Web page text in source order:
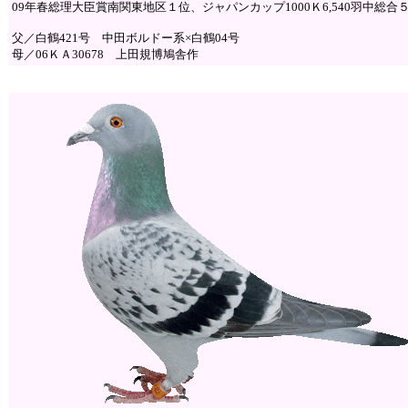
09年春総理大臣賞南関東地区１位、ジャパンカップ1000Ｋ6,540羽中総合
父／白鶴421号 中田ボルドー系×白鶴04号
母／06ＫＡ30678 上田規博鳩舎作